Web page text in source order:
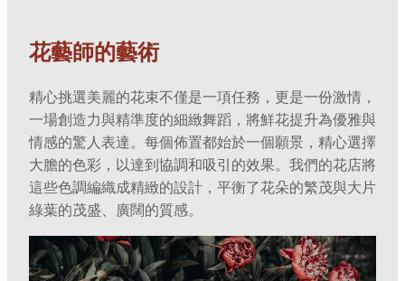
花藝師的藝術
精心挑選美麗的花束不僅是一項任務，更是一份激情，
一場創造力與精準度的細緻舞蹈，將鮮花提升為優雅與
情感的驚人表達。每個佈置都始於一個願景，精心選擇
大膽的色彩，以達到協調和吸引的效果。我們的花店將
這些色調編織成精緻的設計，平衡了花朵的繁茂與大片
綠葉的茂盛、廣闊的質感。